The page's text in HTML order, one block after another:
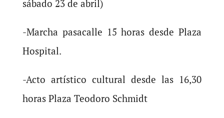
sábado 23 de abril)
-Marcha pasacalle 15 horas desde Plaza
Hospital.
-Acto artístico cultural desde las 16,30
horas Plaza Teodoro Schmidt